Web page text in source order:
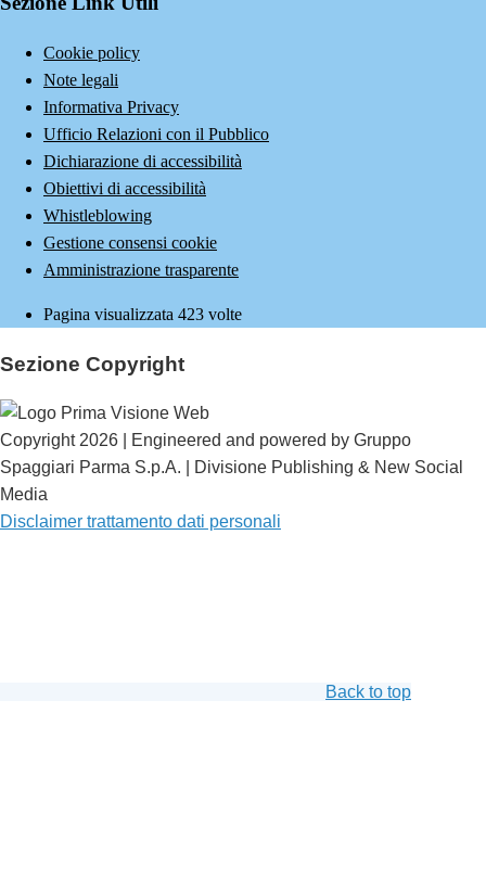
Cookie policy
Note legali
Informativa Privacy
Ufficio Relazioni con il Pubblico
Dichiarazione di accessibilità
Obiettivi di accessibilità
Whistleblowing
Gestione consensi cookie
Amministrazione trasparente
Pagina visualizzata 423 volte
Sezione Copyright
Copyright 2026 | Engineered and powered by Gruppo
Spaggiari Parma S.p.A. | Divisione Publishing & New Social
Media
Disclaimer trattamento dati personali
Back to top